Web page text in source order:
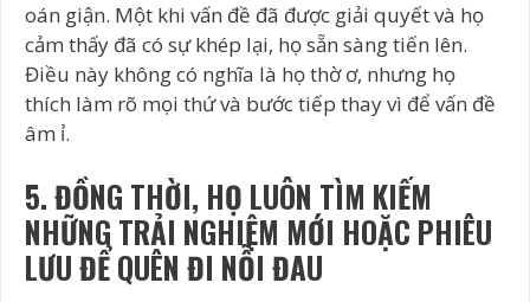
oán giận. Một khi vấn đề đã được giải quyết và họ
cảm thấy đã có sự khép lại, họ sẵn sàng tiến lên.
Điều này không có nghĩa là họ thờ ơ, nhưng họ
thích làm rõ mọi thứ và bước tiếp thay vì để vấn đề
âm ỉ.
5. ĐỒNG THỜI, HỌ LUÔN TÌM KIẾM
NHỮNG TRẢI NGHIỆM MỚI HOẶC PHIÊU
LƯU ĐỂ QUÊN ĐI NỖI ĐAU